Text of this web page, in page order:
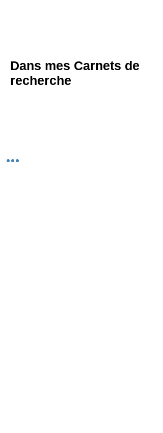
Dans mes Carnets de
recherche